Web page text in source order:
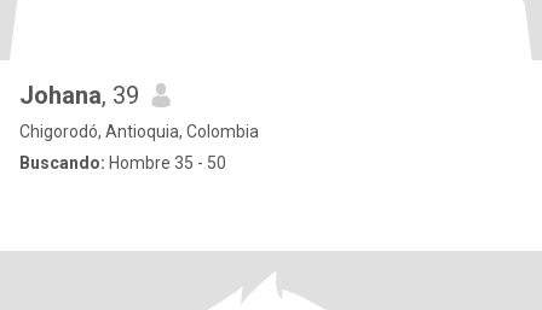
Johana, 39
Chigorodó, Antioquia, Colombia
Buscando: Hombre 35 - 50